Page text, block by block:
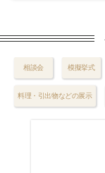
相談会 模擬挙式
料理・引出物などの展示